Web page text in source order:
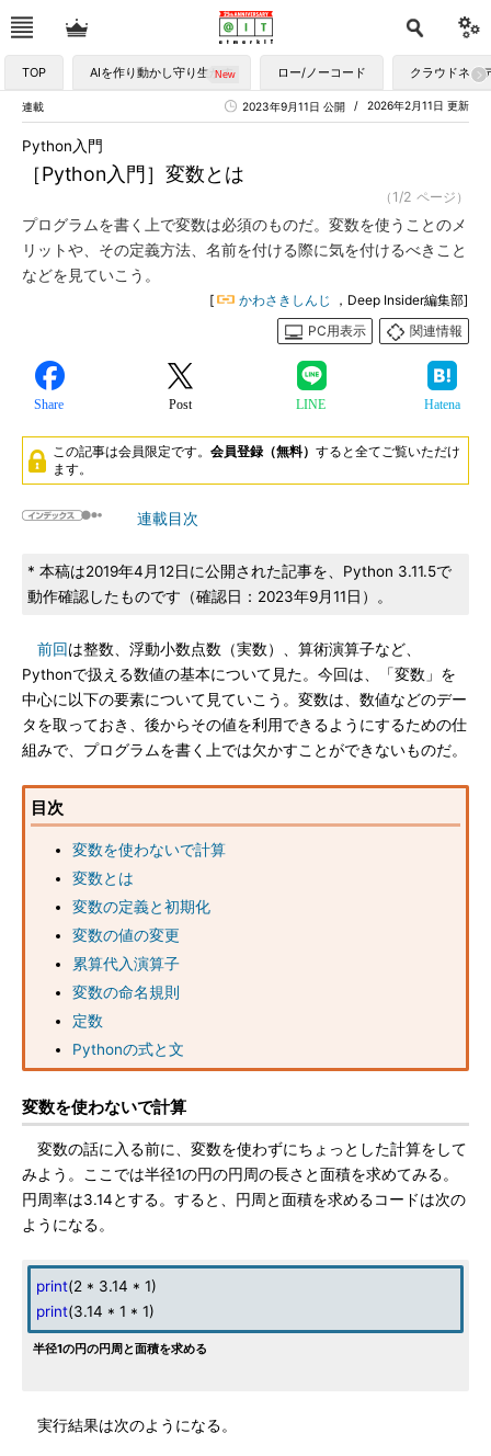
TOP AIを作り動かし守り生かす ロー/ノーコード クラウドネイ
連載 2026年2月11日 更新
2023年9月11日 公開
［Python入門］変数とは
Python入門
（1/2 ページ）
プログラムを書く上で変数は必須のものだ。変数を使うことのメ
リットや、その定義方法、名前を付ける際に気を付けるべきこと
などを見ていこう。
[ かわさきしんじ
，Deep Insider編集部]
PC用表示
関連情報
Share Post LINE Hatena
この記事は会員限定です。 会員登録（無料） すると全てご覧いただけ
ます。
連載目次
* 本稿は2019年4月12日に公開された記事を、Python 3.11.5で
動作確認したものです（確認日：2023年9月11日）。
前回は整数、浮動小数点数（実数）、算術演算子など、
Pythonで扱える数値の基本について見た。今回は、「変数」を
中心に以下の要素について見ていこう。変数は、数値などのデー
タを取っておき、後からその値を利用できるようにするための仕
組みで、プログラムを書く上では欠かすことができないものだ。
目次
変数を使わないで計算
変数とは
変数の定義と初期化
変数の値の変更
累算代入演算子
変数の命名規則
定数
Pythonの式と文
変数を使わないで計算
変数の話に入る前に、変数を使わずにちょっとした計算をして
みよう。ここでは半径1の円の円周の長さと面積を求めてみる。
円周率は3.14とする。すると、円周と面積を求めるコードは次の
ようになる。
print(2 * 3.14 * 1)
print(3.14 * 1 * 1)
半径1の円の円周と面積を求める
実行結果は次のようになる。